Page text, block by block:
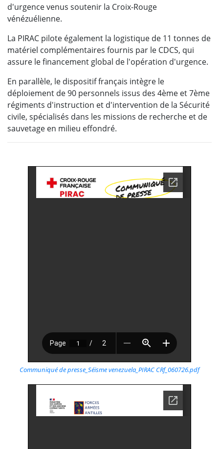
d'urgence venus soutenir la Croix-Rouge
vénézuélienne.
La PIRAC pilote également la logistique de 11 tonnes de
matériel complémentaires fournis par le CDCS, qui
assure le financement global de l'opération d'urgence.
En parallèle, le dispositif français intègre le
déploiement de 90 personnels issus des 4ème et 7ème
régiments d'instruction et d'intervention de la Sécurité
civile, spécialisés dans les missions de recherche et de
sauvetage en milieu effondré.
Communiqué de presse_Séisme venezuela_PIRAC CRf_060726.pdf